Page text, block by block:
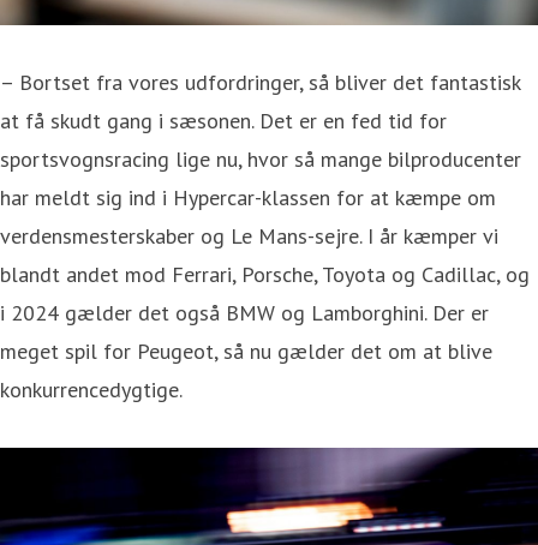
– Bortset fra vores udfordringer, så bliver det fantastisk
at få skudt gang i sæsonen. Det er en fed tid for
sportsvognsracing lige nu, hvor så mange bilproducenter
har meldt sig ind i Hypercar-klassen for at kæmpe om
verdensmesterskaber og Le Mans-sejre. I år kæmper vi
blandt andet mod Ferrari, Porsche, Toyota og Cadillac, og
i 2024 gælder det også BMW og Lamborghini. Der er
meget spil for Peugeot, så nu gælder det om at blive
konkurrencedygtige.